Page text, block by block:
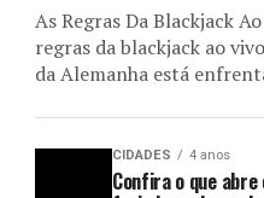
As Regras Da Blackjack
regras da blackjack ao
da Alemanha está
CIDADES 4 anos
Confira o que abre